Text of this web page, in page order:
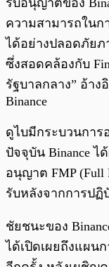
รับอนุญาตของ
ความสามารถในก
ได้อย่างปลอดภัย
ซึ่งสอดคล้องกับ
รัฐบาลกลาง” อ้า
Binance
ดูไบมีกระบวนกา
ปัจจุบัน Binance
อนุญาต FMP (Full
รับหลังจากการปฏิ
ชัยชนะของ
ได้เปิดเผยถึงแผน